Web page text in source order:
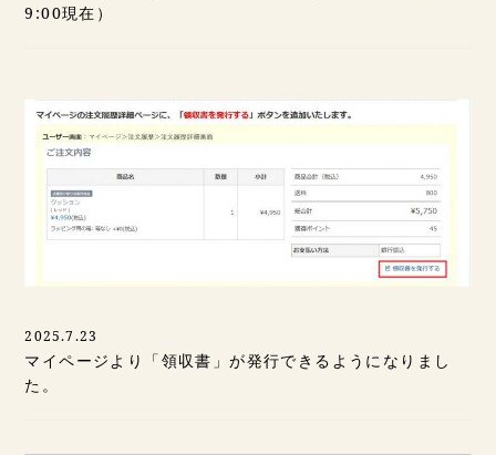
9:00現在）
2025.7.23
マイページより「領収書」が発行できるようになりまし
た。